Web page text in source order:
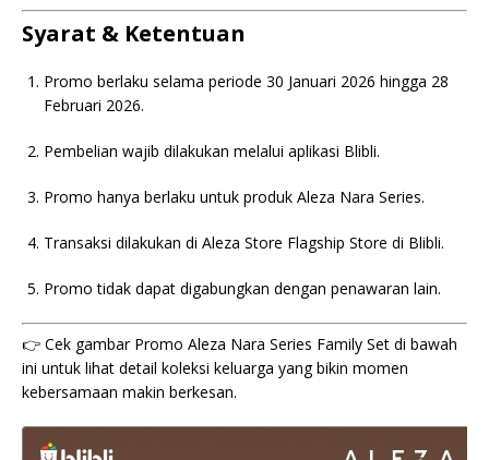
Syarat & Ketentuan
Promo berlaku selama periode 30 Januari 2026 hingga 28
Februari 2026.
Pembelian wajib dilakukan melalui aplikasi Blibli.
Promo hanya berlaku untuk produk Aleza Nara Series.
Transaksi dilakukan di Aleza Store Flagship Store di Blibli.
Promo tidak dapat digabungkan dengan penawaran lain.
👉 Cek gambar Promo Aleza Nara Series Family Set di bawah
ini untuk lihat detail koleksi keluarga yang bikin momen
kebersamaan makin berkesan.